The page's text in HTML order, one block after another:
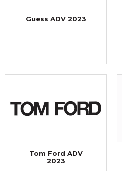
Guess ADV 2023
Tom Ford ADV
2023